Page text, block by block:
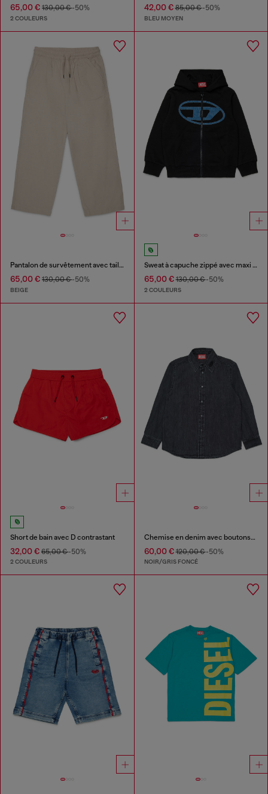
65,00 € 130,00 €-50%
2 COULEURS
42,00 €85,00 €-50%
BLEU MOYEN
Pantalon de survêtement avec taille à cordon de serrage
65,00 € 130,00 €-50%
BEIGE
Sweat à capuche zippé avec maxi imprimé
65,00 €130,00 €-50%
2 COULEURS
Short de bain avec D contrastant
32,00 € 65,00 €-50%
2 COULEURS
Chemise en denim avec boutons-pression
60,00 €120,00 €-50%
NOIR/GRIS FONCÉ